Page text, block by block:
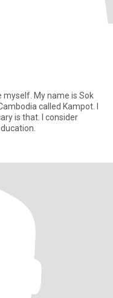
myself. My name is Sok
called Kampot. I
is that. I consider